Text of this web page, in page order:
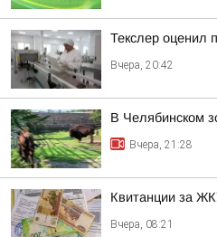
Текслер оценил
Вчера, 20:42
В Челябинском
Вчера, 21:28
Квитанции за
Вчера, 08:21